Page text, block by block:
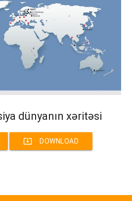
dünyanın xəritəsi
system_update_alt DOWNLOAD